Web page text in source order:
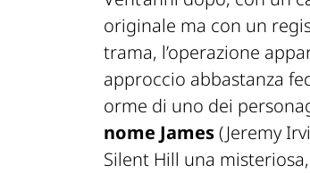
originale ma con un
trama, l’operazione
approccio abbastanza
orme di uno dei
nome James(Jeremy
Silent Hill una misteriosa,